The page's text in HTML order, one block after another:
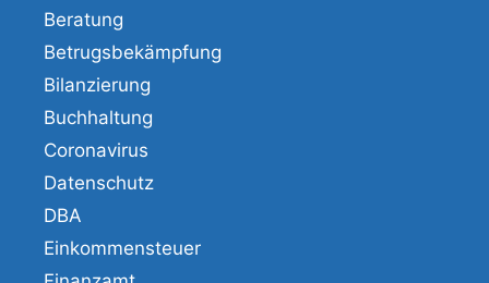
Beratung
Betrugsbekämpfung
Bilanzierung
Buchhaltung
Coronavirus
Datenschutz
DBA
Einkommensteuer